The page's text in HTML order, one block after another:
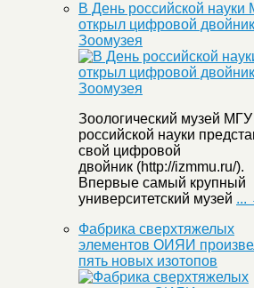
В День российской науки
открыл цифровой двойник
Зоомузея
Зоологический музей
российской науки
свой цифровой
двойник (http://izmmu.ru/).
Впервые самый крупный
университетский музей ...
Фабрика сверхтяжелых
элементов ОИЯИ
пять новых изотопов